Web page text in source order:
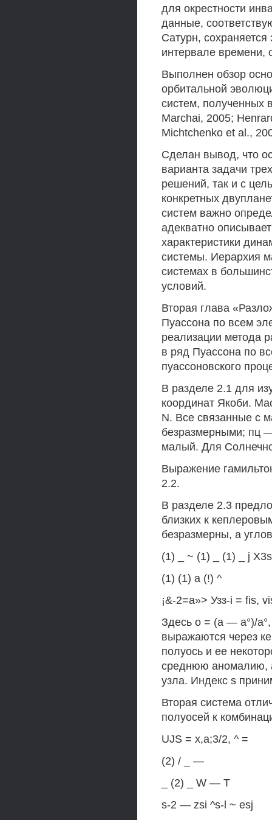
для окрестности
данные,
Сатурн,
интервале времени,
Выполнен обзор
орбитальной
систем, полученных
Marchai, 2005;
Michtchenko et al.,
Сделан вывод, что
варианта задачи
решений, так и с
конкретных
систем важно
адекватно
характеристики
системы. Иерархия
системах в
условий.
Вторая глава
Пуассона по всем
реализации метода
в ряд Пуассона по
пуассоновского
В разделе 2.1 для
координат Якоби.
N. Все связанные с
безразмерными; пц
малый. Для
Выражение
2.2.
В разделе 2.3
близких к
безразмерны, а
(1) _ ~ (1) _ (1) _ j
(1) (1) a (!) ^
¡&-2=a»> Узз-i = fis,
Здесь о = (a — a°)/
выражаются через
полуось и ее
среднюю аномалию,
узла. Индекс s
Вторая система
полуосей к
UJS = х,а;3/2, ^ =
(2) / _ —
_ (2) _ W — Т
s-2 — zsi ^s-l ~ esj